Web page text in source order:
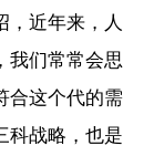
，近年来，人
我们常常会思
合这个代的需
科战略，也是